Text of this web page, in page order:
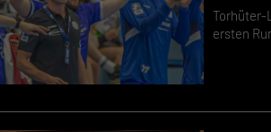
Torhüter-
ersten